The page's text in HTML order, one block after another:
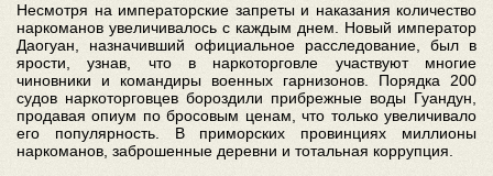
Несмотря на императорские запреты и наказания количество
наркоманов увеличивалось с каждым днем. Новый император
Даогуан, назначивший официальное расследование, был в
ярости, узнав, что в наркоторговле участвуют многие
чиновники и командиры военных гарнизонов. Порядка 200
судов наркоторговцев бороздили прибрежные воды Гуандун,
продавая опиум по бросовым ценам, что только увеличивало
его популярность. В приморских провинциях миллионы
наркоманов, заброшенные деревни и тотальная коррупция.